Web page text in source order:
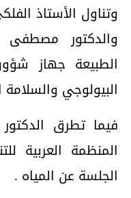
وتناول الأستاذ
والدكتور
الطبيعة جهاز
البيولوجي والسلامة
فيما تطرق
المنظمة العربية
الجلسة عن المياه .